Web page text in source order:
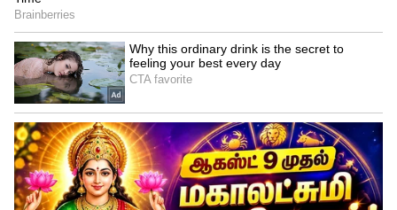
கிரிக்கெட் ஆடிய காலத்தில் தலைசிறந்த
ஆல்ரவுண்டராக திகழ்ந்து பேட்டிங், பவுலிங்
என அனைத்து வகையிலும் சிறப்பாக ஆடி
தென்னாப்பிரிக்க கிரிக்கெட்டுக்கு
அபாரமான பங்களிப்பு செய்தவர் ஜாக்
காலிஸ். 47 வயதிலும் அதிரடியாக பேட்டிங்
ஆடி அரைசதம் அடித்த காலிஸ், 54 பந்தில் 5
பவுண்டரிகள் மற்றும் 3 சிக்ஸர்களுடன் 78